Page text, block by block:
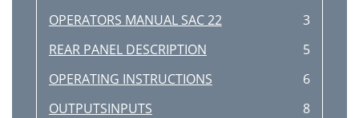
OPERATORS MANUAL SAC 22
3
REAR PANEL DESCRIPTION
5
OPERATING INSTRUCTIONS
6
OUTPUTSINPUTS
8